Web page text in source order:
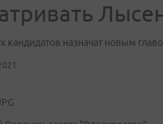
кандидатов назначат новым